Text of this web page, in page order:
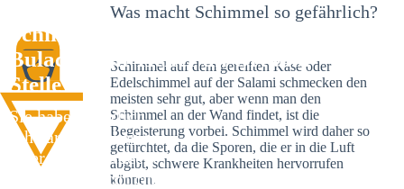
Schimmelexperte in Beiertheim-
Bulach – Ihr Helfer an Ort und
Stelle
Sie haben kürzlich
schwarze Flecken an
Ihrer Wand entdeckt?
Schlechte Nachrichten:
Was macht Schimmel so gefährlich?
Schimmel auf dem gereiften Käse oder
Edelschimmel auf der Salami schmecken den
meisten sehr gut, aber wenn man den
Schimmel an der Wand findet, ist die
Begeisterung vorbei. Schimmel wird daher so
gefürchtet, da die Sporen, die er in die Luft
abgibt, schwere Krankheiten hervorrufen
können.